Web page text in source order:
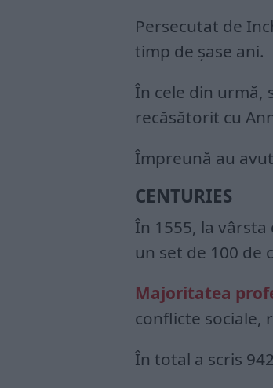
Persecutat de
timp de şase ani.
În cele din urmă,
recăsătorit cu
Împreună au
CENTURIES
În 1555, la vârsta
un set de 100 de
Majoritatea
conflicte sociale,
În total a scris